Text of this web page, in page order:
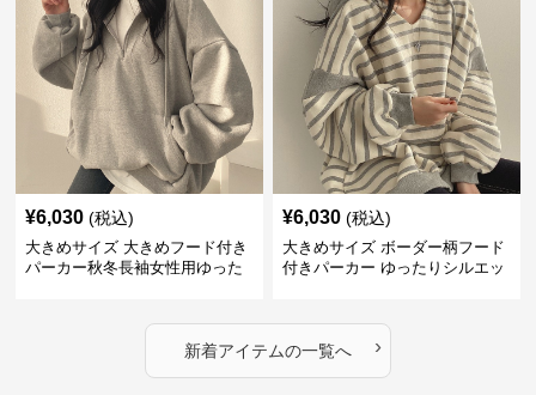
¥6,030 (税込)
大きめサイズ 大きめフード付き
パーカー秋冬長袖女性用ゆった
¥6,030 (税込)
大きめサイズ ボーダー柄フード
付きパーカー ゆったりシルエッ
新着アイテムの一覧へ ›